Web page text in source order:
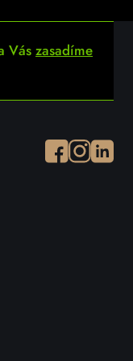
Vás zasadíme
Facebook
Instagram